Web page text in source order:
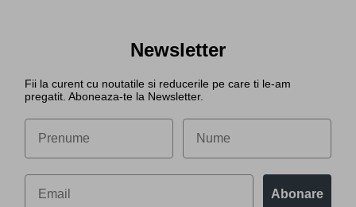
Newsletter
Fii la curent cu noutatile si reducerile pe care ti le-am
pregatit. Aboneaza-te la Newsletter.
Abonare